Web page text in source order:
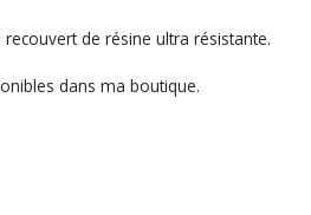
de résine ultra résistante.
dans ma boutique.